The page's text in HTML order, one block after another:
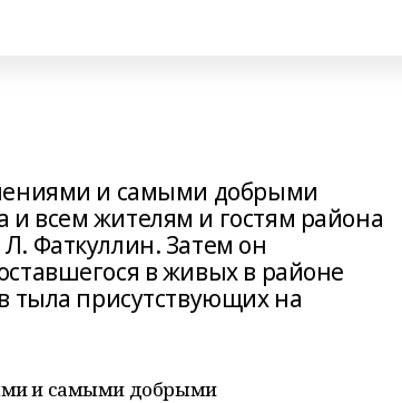
и самыми добрыми
всем жителям и гостям района
Фаткуллин. Затем он
в живых в районе
тыла присутствующих на
и самыми добрыми